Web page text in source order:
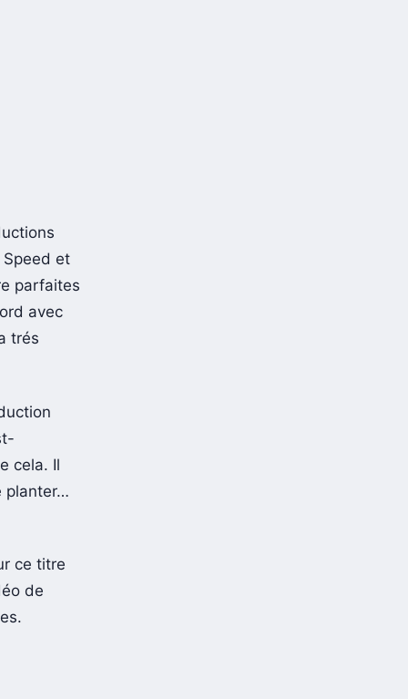
Speed et
parfaites
avec
trés
cela. Il
planter…
ce titre
de